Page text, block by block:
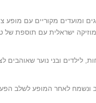
ומועדים מקוריים עם מופע
מוזיקה ישראלית עם תוספת של
לילדים ובני נוער שאוהבים
לאחר המופע לשלב